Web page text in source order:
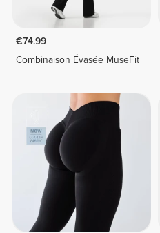
€74.99
Combinaison Évasée MuseFit